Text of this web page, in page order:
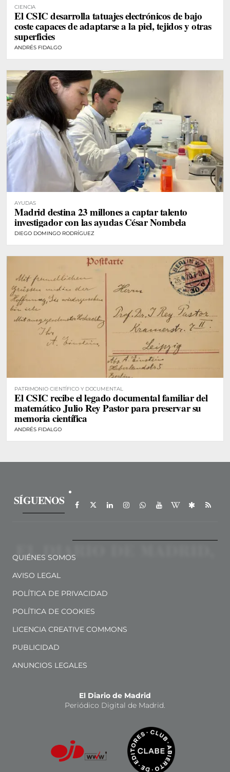
CIENCIA
El CSIC desarrolla tatuajes electrónicos de bajo
coste capaces de adaptarse a la piel, tejidos y otras
superficies
ANDRÉS FIDALGO
AYUDAS
Madrid destina 23 millones a captar talento
investigador con las ayudas César Nombela
DIEGO DOMINGO RODRÍGUEZ
PATRIMONIO CIENTÍFICO Y DOCUMENTAL
El CSIC recibe el legado documental familiar del
matemático Julio Rey Pastor para preservar su
memoria científica
ANDRÉS FIDALGO
SÍGUENOS
QUIÉNES SOMOS
AVISO LEGAL
POLÍTICA DE PRIVACIDAD
POLÍTICA DE COOKIES
LICENCIA CREATIVE COMMONS
PUBLICIDAD
ANUNCIOS LEGALES
El Diario de Madrid
Periódico Digital de Madrid.